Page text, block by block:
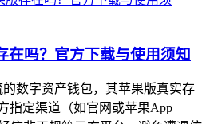
在吗？官方下载与使用须知
的数字资产钱包，其苹果版真实存
指定渠道（如官网或苹果App